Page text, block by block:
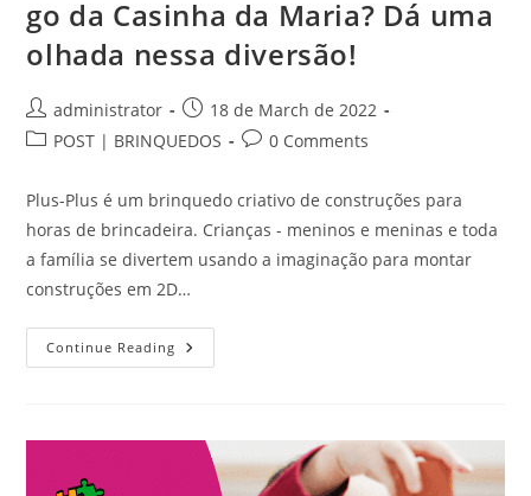
go da Casinha da Maria? Dá uma
olhada nessa diversão!
Post
author:
administrator
Post
published:
18 de March de 2022
PostPOST | BRINQUEDOS
Post0 Comments
Plus-Plus é um brinquedo criativo de construções para
horas de brincadeira. Crianças - meninos e meninas e toda
a família se divertem usando a imaginação para montar
construções em 2D…
Continue Reading Você
Conhece
Go
Casinha